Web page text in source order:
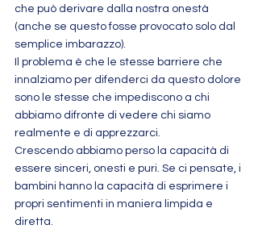
che può derivare dalla nostra onestà
(anche se questo fosse provocato solo dal
semplice imbarazzo).
Il problema è che le stesse barriere che
innalziamo per difenderci da questo dolore
sono le stesse che impediscono a chi
abbiamo difronte di vedere chi siamo
realmente e di apprezzarci.
Crescendo abbiamo perso la capacità di
essere sinceri, onesti e puri. Se ci pensate, i
bambini hanno la capacità di esprimere i
propri sentimenti in maniera limpida e
diretta.